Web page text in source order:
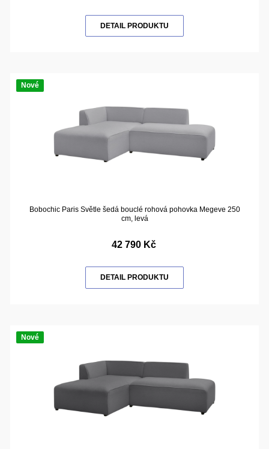
DETAIL PRODUKTU
Nové
Bobochic Paris Světle šedá bouclé rohová pohovka Megeve 250
cm, levá
42 790 Kč
DETAIL PRODUKTU
Nové